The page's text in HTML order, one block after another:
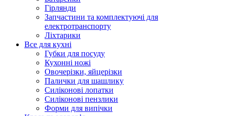
Гірлянди
Запчастини та комплектуючі для
електротранспорту
Ліхтарики
Все для кухні
Губки для посуду
Кухонні ножі
Овочерізки, яйцерізки
Палички для шашлику
Силіконові лопатки
Силіконові пензлики
Форми для випічки